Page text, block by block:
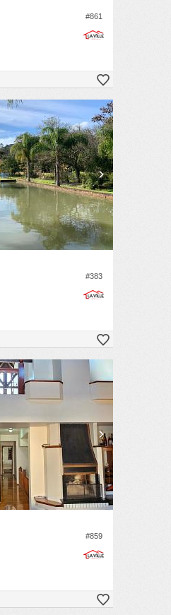
#861
#383
#859